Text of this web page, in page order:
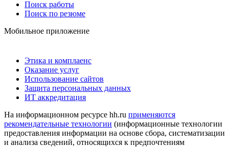
Поиск работы
Поиск по резюме
Мобильное приложение
Этика и комплаенс
Оказание услуг
Использование сайтов
Защита персональных данных
ИТ аккредитация
На информационном ресурсе hh.ru применяются
рекомендательные технологии (информационные технологии
предоставления информации на основе сбора, систематизации
и анализа сведений, относящихся к предпочтениям